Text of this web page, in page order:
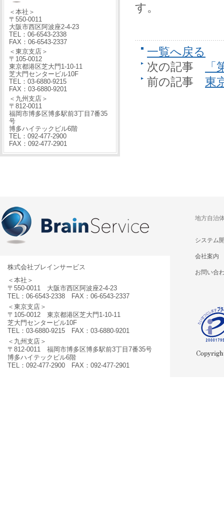
す。
一覧へ戻る
次の記事
前の記事 東
＜本社＞
〒550-0011
大阪市西区阿波座2-4-23
TEL：06-6543-2338
FAX：06-6543-2337
＜東京支店＞
〒105-0012
東京都港区芝大門1-10-11
芝大門センタービル10F
TEL：03-6880-9215
FAX：03-6880-9201
＜九州支店＞
〒812-0011
福岡市博多区博多駅前3丁目7番35
号
博多ハイテックビル6階
TEL：092-477-2900
FAX：092-477-2901
株式会社ブレインサービス
＜本社＞
〒550-0011 大阪市西区阿波座2-4-23
TEL：06-6543-2338 FAX：06-6543-2337
＜東京支店＞
〒105-0012 東京都港区芝大門1-10-11
芝大門センタービル10F
TEL：03-6880-9215 FAX：03-6880-9201
＜九州支店＞
〒812-0011 福岡市博多区博多駅前3丁目7番35号
博多ハイテックビル6階
TEL：092-477-2900 FAX：092-477-2901
地方自治
システム
会社案内
お問い合